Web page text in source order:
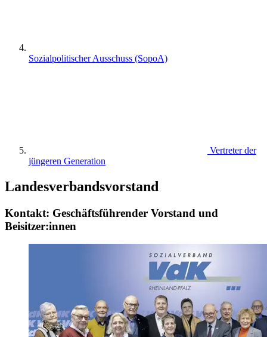
Sozialpolitischer Ausschuss (SopoA)
Vertreter der
jüngeren Generation
Landesverbandsvorstand
Kontakt: Geschäftsführender Vorstand und
Beisitzer:innen